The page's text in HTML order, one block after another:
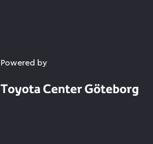
Powered by